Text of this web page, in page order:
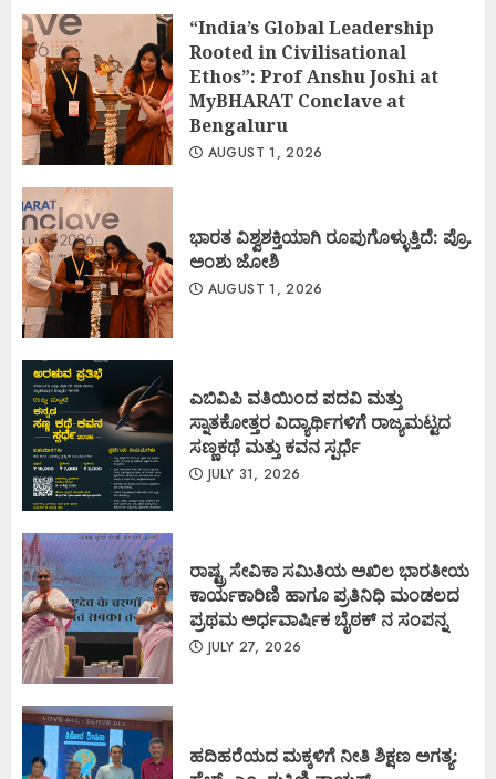
“India’s Global Leadership
Rooted in Civilisational
Ethos”: Prof Anshu Joshi at
MyBHARAT Conclave at
Bengaluru
AUGUST 1, 2026
ಭಾರತ ವಿಶ್ವಶಕ್ತಿಯಾಗಿ ರೂಪುಗೊಳ್ಳುತ್ತಿದೆ: ಪ್ರೊ.
ಅಂಶು ಜೋಶಿ
AUGUST 1, 2026
ಎಬಿವಿಪಿ ವತಿಯಿಂದ ಪದವಿ ಮತ್ತು
ಸ್ನಾತಕೋತ್ತರ ವಿದ್ಯಾರ್ಥಿಗಳಿಗೆ ರಾಜ್ಯಮಟ್ಟದ
ಸಣ್ಣಕಥೆ ಮತ್ತು ಕವನ ಸ್ಪರ್ಧೆ
JULY 31, 2026
ರಾಷ್ಟ್ರ ಸೇವಿಕಾ ಸಮಿತಿಯ ಅಖಿಲ ಭಾರತೀಯ
ಕಾರ್ಯಕಾರಿಣಿ ಹಾಗೂ ಪ್ರತಿನಿಧಿ ಮಂಡಲದ
ಪ್ರಥಮ ಅರ್ಧವಾರ್ಷಿಕ ಬೈಠಕ್ ನ ಸಂಪನ್ನ
JULY 27, 2026
ಹದಿಹರೆಯದ ಮಕ್ಕಳಿಗೆ ನೀತಿ ಶಿಕ್ಷಣ ಅಗತ್ಯ: